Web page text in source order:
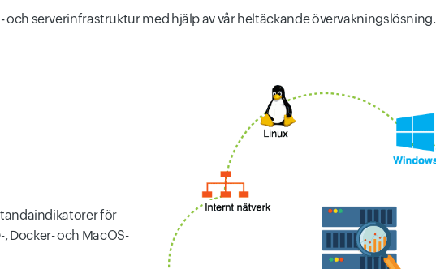
och serverinfrastruktur med hjälp av vår heltäckande övervakningslösning.
för
Docker- och MacOS-